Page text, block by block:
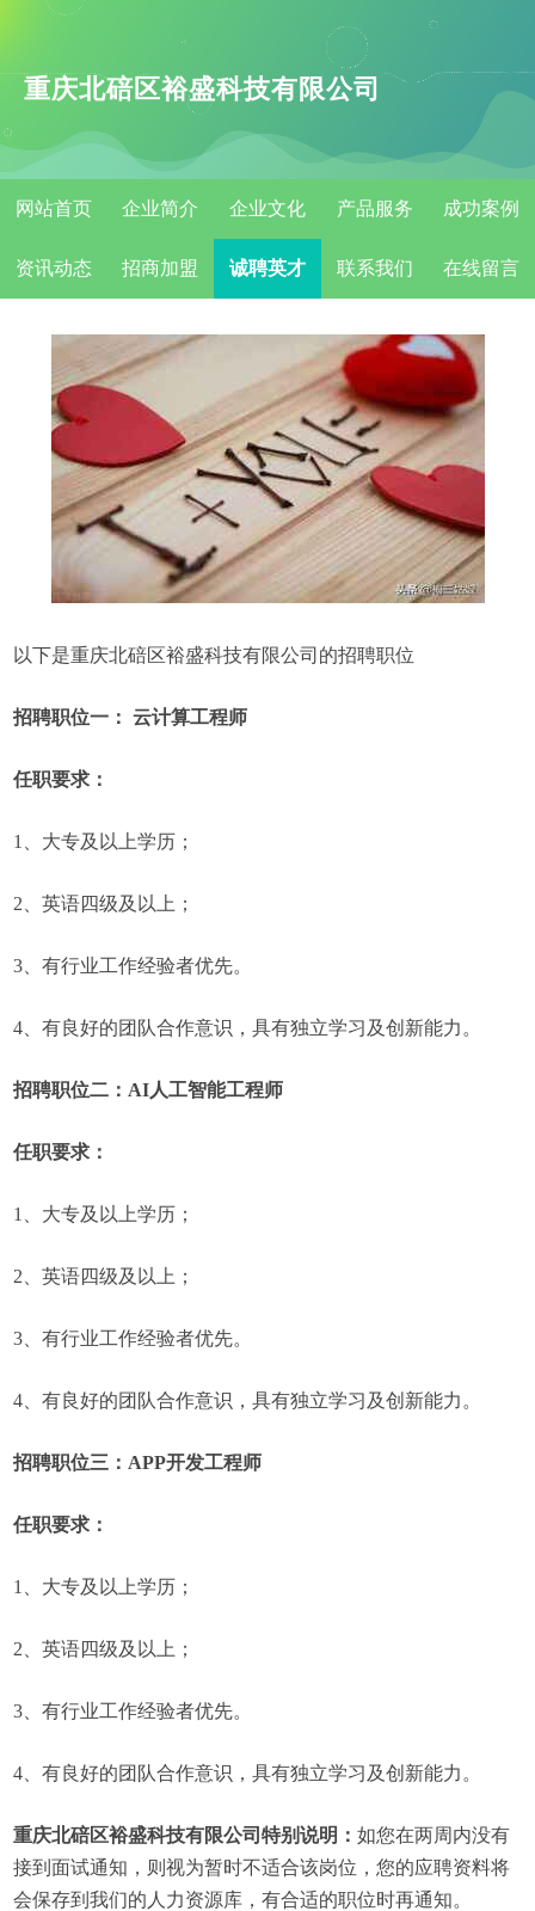
重庆北碚区裕盛科技有限公司
网站首页 企业简介 企业文化 产品服务 成功案例
资讯动态 招商加盟 诚聘英才 联系我们 在线留言
以下是重庆北碚区裕盛科技有限公司的招聘职位
招聘职位一： 云计算工程师
任职要求：
1、大专及以上学历；
2、英语四级及以上；
3、有行业工作经验者优先。
4、有良好的团队合作意识，具有独立学习及创新能力。
招聘职位二：AI人工智能工程师
任职要求：
1、大专及以上学历；
2、英语四级及以上；
3、有行业工作经验者优先。
4、有良好的团队合作意识，具有独立学习及创新能力。
招聘职位三：APP开发工程师
任职要求：
1、大专及以上学历；
2、英语四级及以上；
3、有行业工作经验者优先。
4、有良好的团队合作意识，具有独立学习及创新能力。
重庆北碚区裕盛科技有限公司特别说明：如您在两周内没有
接到面试通知，则视为暂时不适合该岗位，您的应聘资料将
会保存到我们的人力资源库，有合适的职位时再通知。